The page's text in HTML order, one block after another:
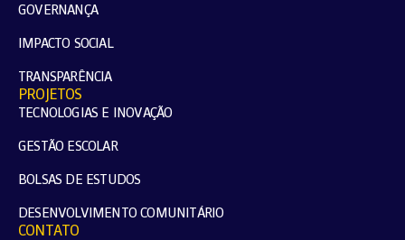
GOVERNANÇA
IMPACTO SOCIAL
TRANSPARÊNCIA
PROJETOS
TECNOLOGIAS E INOVAÇÃO
GESTÃO ESCOLAR
BOLSAS DE ESTUDOS
DESENVOLVIMENTO COMUNITÁRIO
CONTATO